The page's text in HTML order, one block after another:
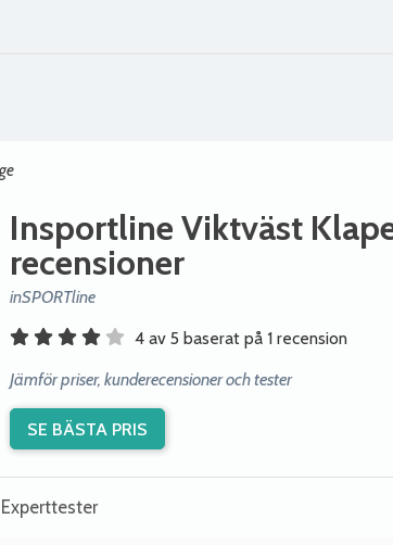
Insportline Viktväst
recensioner
inSPORTline
4 av 5 baserat på 1 recension
Jämför priser, kunderecensioner och tester
SE BÄSTA PRIS
Experttester